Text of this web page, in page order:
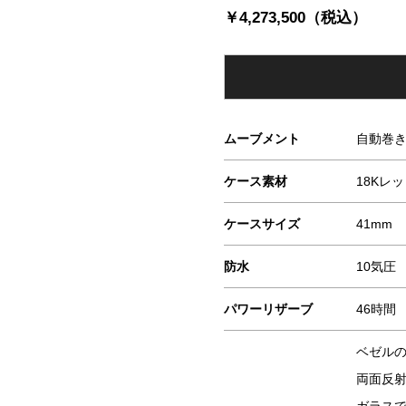
￥4,273,500（税込）
ムーブメント 自動巻き
ケース素材 18Kレ
ケースサイズ 41mm
防水 10気圧
パワーリザーブ 46時間
ベゼル
両面反